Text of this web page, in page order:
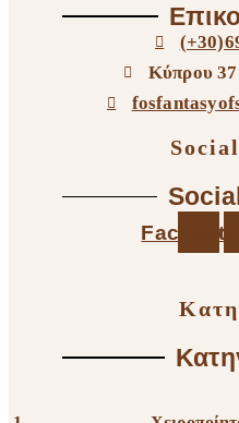
Κύπρου 37
Facebook